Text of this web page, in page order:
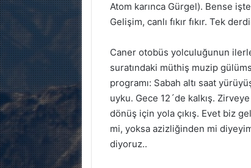
Atom karınca Gürgel). Bense
Gelişim, canlı fıkır fıkır. Tek
Caner otobüs yolculuğunun
suratındaki müthiş muzip
programı: Sabah altı saat
uyku. Gece 12´de kalkış.
dönüş için yola çıkış. Evet biz
mi, yoksa azizliğinden mi
diyoruz..